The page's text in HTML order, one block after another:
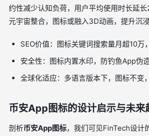
约性减少认知负荷，用户平均使用时长延
元宇宙整合，图标或融入3D动画，提升沉浸
SEO价值：图标关键词搜索量月超10万
安全性：图标内置水印，防钓鱼App伪造
全球化适应：多语言版本下，图标不变
币安App图标的设计启示与未来
剖析币安App图标，我们可见FinTech设计